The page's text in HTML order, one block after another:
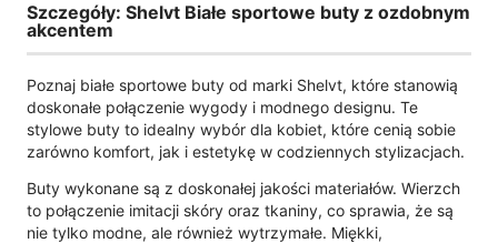
Szczegóły: Shelvt Białe sportowe buty z ozdobnym
akcentem
Poznaj białe sportowe buty od marki Shelvt, które stanowią
doskonałe połączenie wygody i modnego designu. Te
stylowe buty to idealny wybór dla kobiet, które cenią sobie
zarówno komfort, jak i estetykę w codziennych stylizacjach.
Buty wykonane są z doskonałej jakości materiałów. Wierzch
to połączenie imitacji skóry oraz tkaniny, co sprawia, że są
nie tylko modne, ale również wytrzymałe. Miękki,